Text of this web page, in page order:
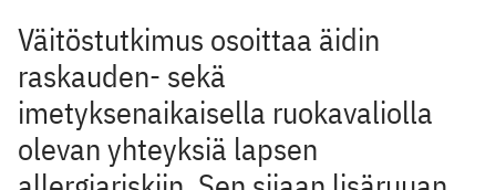
Väitöstutkimus osoittaa äidin
raskauden- sekä
imetyksenaikaisella ruokavaliolla
olevan yhteyksiä lapsen